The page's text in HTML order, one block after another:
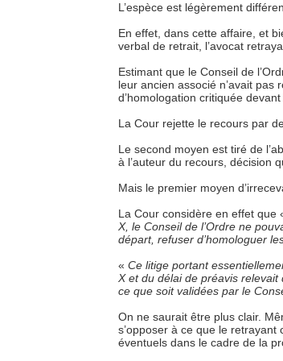
L’espèce est légèrement
En effet, dans cette affaire, et
verbal de retrait, l’avocat
Estimant que le Conseil de
leur ancien associé n’avait
d’homologation critiquée
La Cour rejette le recours par
Le second moyen est tiré de
à l’auteur du recours, décision
Mais le premier moyen
La Cour considère en effet que
X, le Conseil de l’Ordre ne
départ, refuser d’homologuer
« Ce litige portant
X et du délai de préavis
ce que soit validées par le
On ne saurait être plus clair.
s’opposer à ce que le
éventuels dans le cadre de la